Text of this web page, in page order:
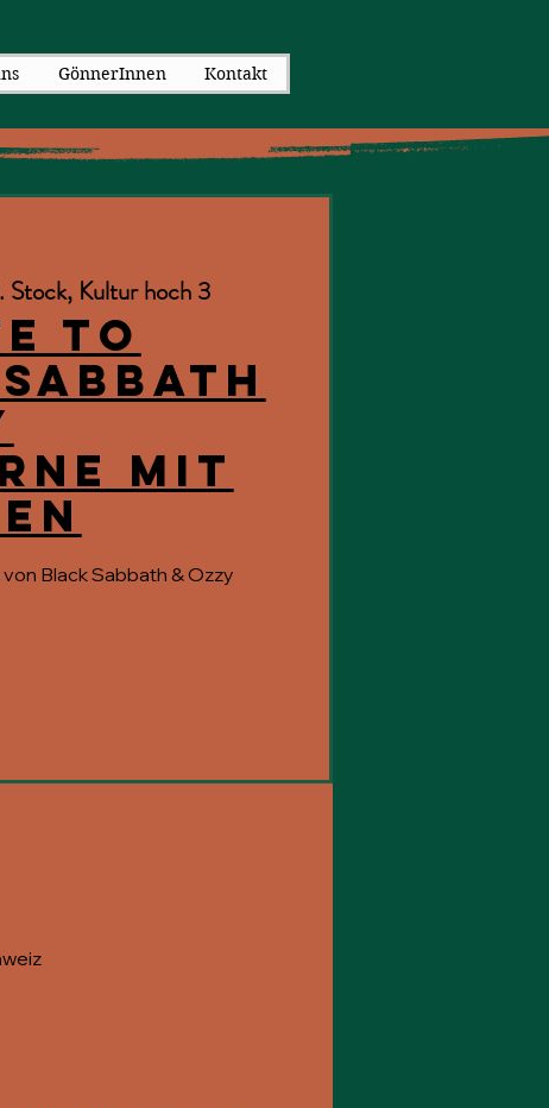
GönnerInnen Kontakt
Stock, Kultur hoch 3
to
mit
Black Sabbath & Ozzy